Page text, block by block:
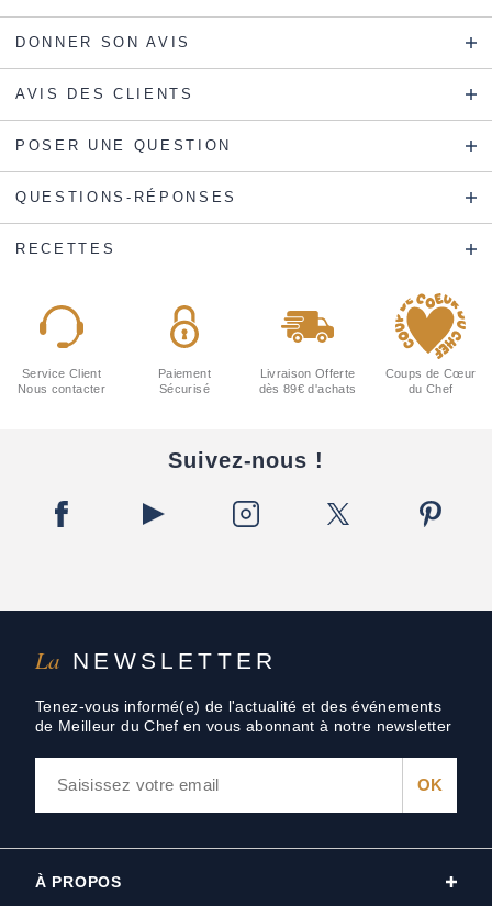
DONNER SON AVIS
AVIS DES CLIENTS
POSER UNE QUESTION
QUESTIONS-RÉPONSES
RECETTES
La NEWSLETTER
Tenez-vous informé(e) de l'actualité et des événements
de Meilleur du Chef en vous abonnant à notre newsletter
Service Client
Nous contacter
Paiement
Sécurisé
Livraison Offerte
dès 89€ d'achats
Coups de Cœur
du Chef
Suivez-nous !
À PROPOS